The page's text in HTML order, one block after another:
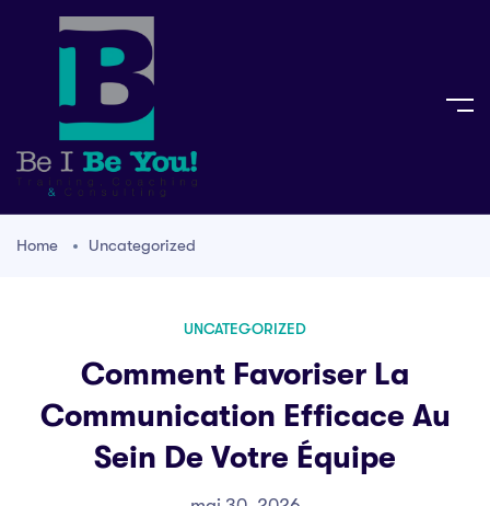
Home Uncategorized
UNCATEGORIZED
Comment Favoriser La
Communication Efficace Au
Sein De Votre Équipe